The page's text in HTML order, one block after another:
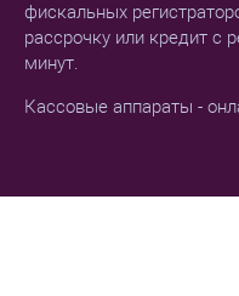
фискальных
рассрочку или кредит с
минут.
Кассовые аппараты -